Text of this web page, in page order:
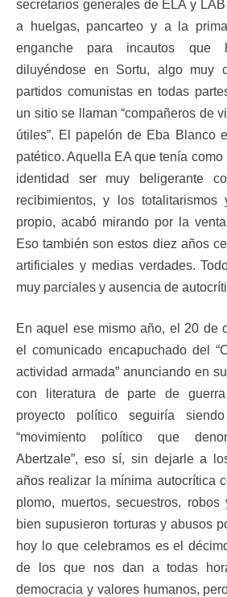
secretarios generales de ELA y
a huelgas, pancarteo y a la
enganche para incautos que
diluyéndose en Sortu, algo muy
partidos comunistas en todas
un sitio se llaman “compañeros de
útiles”. El papelón de Eba Blanco
patético. Aquella EA que tenía
identidad ser muy beligerante
recibimientos, y los
propio, acabó mirando por la
Eso también son estos diez años
artificiales y medias verdades.
muy parciales y ausencia de
En aquel ese mismo año, el 20 de
el comunicado encapuchado del
actividad armada” anunciando en
con literatura de parte de
proyecto político seguiría
“movimiento político que
Abertzale”, eso sí, sin dejarle a
años realizar la mínima autocrítica
plomo, muertos, secuestros,
bien supusieron torturas y abusos
hoy lo que celebramos es el
de los que nos dan a todas
democracia y valores humanos,